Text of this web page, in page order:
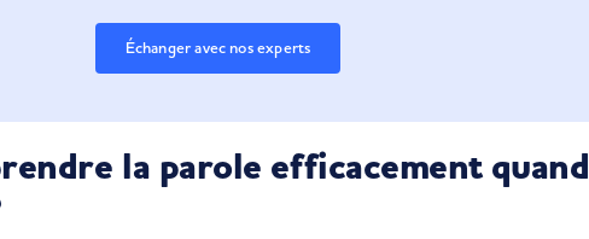
Échanger avec nos experts
la parole efficacement quand